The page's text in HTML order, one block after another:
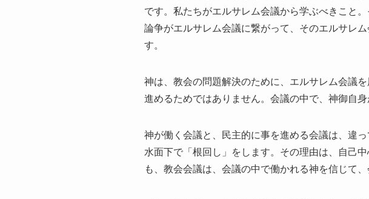
です。私たちがエルサレム会議から学ぶべきこと
論争がエルサレム会議に繋がって、そのエルサレ
す。
神は、教会の問題解決のために、エルサレム会議
進めるためではありません。会議の中で、神御自
神が働く会議と、民主的に事を進める会議は、違
水面下で「根回し」をします。その理由は、自己
も、教会会議は、会議の中で働かれる神を信じて